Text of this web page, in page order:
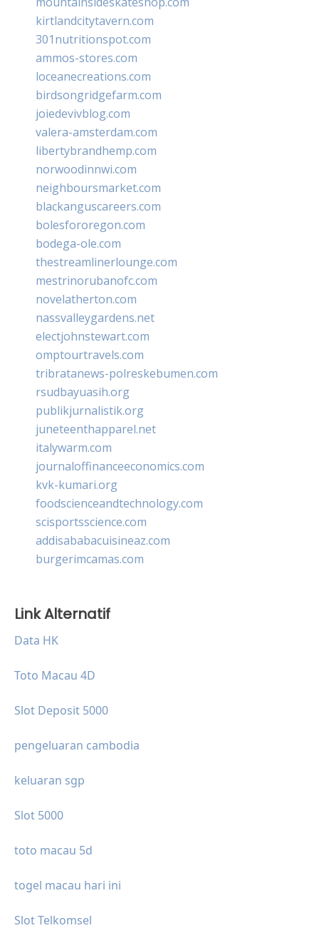
kirtlandcitytavern.com
301nutritionspot.com
ammos-stores.com
loceanecreations.com
birdsongridgefarm.com
joiedevivblog.com
valera-amsterdam.com
libertybrandhemp.com
norwoodinnwi.com
neighboursmarket.com
blackanguscareers.com
bolesfororegon.com
bodega-ole.com
thestreamlinerlounge.com
mestrinorubanofc.com
novelatherton.com
nassvalleygardens.net
electjohnstewart.com
omptourtravels.com
tribratanews-polreskebumen.com
rsudbayuasih.org
publikjurnalistik.org
juneteenthapparel.net
italywarm.com
journaloffinanceeconomics.com
kvk-kumari.org
foodscienceandtechnology.com
scisportsscience.com
addisababacuisineaz.com
burgerimcamas.com
Link Alternatif
Data HK
Toto Macau 4D
Slot Deposit 5000
pengeluaran cambodia
keluaran sgp
Slot 5000
toto macau 5d
togel macau hari ini
Slot Telkomsel